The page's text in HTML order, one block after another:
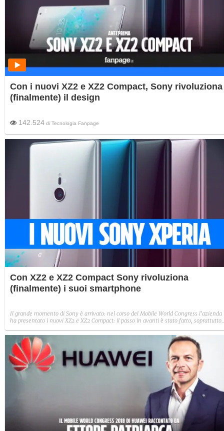
Con i nuovi XZ2 e XZ2 Compact, Sony rivoluziona
(finalmente) il design
142.524 di Tecnologia Fanpage
Con XZ2 e XZ2 Compact Sony rivoluziona
(finalmente) i suoi smartphone
Il grande momento di Sony è arrivato: nel corso del Mobile World Congress l'azienda
ha presentato i nuovi XZ2 e XZ2 Compact: il passo in avanti è stato fatto, soprattutto